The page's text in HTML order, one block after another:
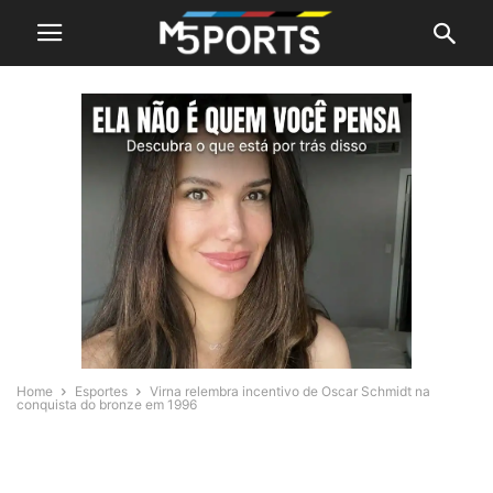
Home Esportes
Virna relembra incentivo de Oscar Schmidt na
conquista do bronze em 1996